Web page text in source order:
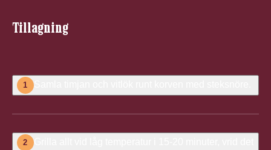
Tillagning
1 Samla timjan och vitlök runt korven med steksnöre.
2
Grilla allt vid låg temperatur i 15-20 minuter, vrid det